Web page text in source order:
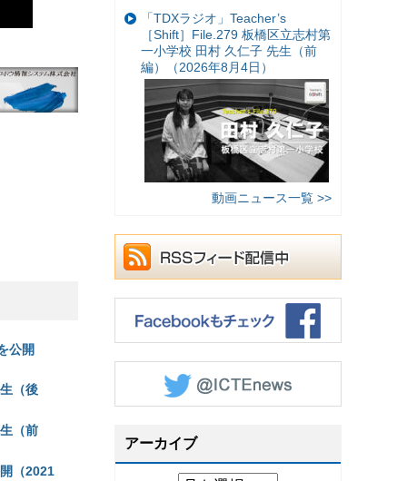
公開
（後
（前
（2021
「TDXラジオ」Teacher’s
［Shift］File.279 板橋区立志村第
一小学校 田村 久仁子 先生（前
編）（2026年8月4日）
動画ニュース一覧 >>
アーカイブ